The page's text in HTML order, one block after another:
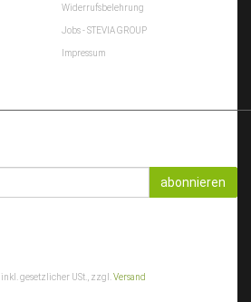
Widerrufsbelehrung
Jobs - STEVIA GROUP
Impressum
abonnieren
gesetzlicher USt., zzgl.Versand